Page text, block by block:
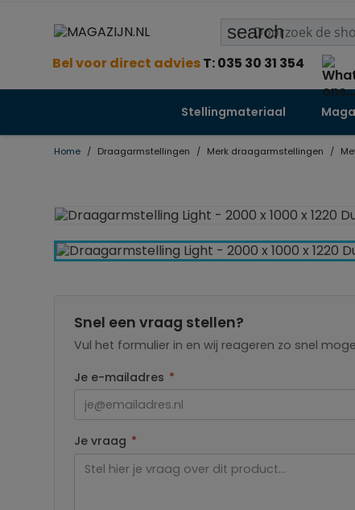
search
Bel voor direct adviesT: 035 30 31 354
Stellingmateriaal
Home Draagarmstellingen Merk draagarmstellingen
Snel een vraag stellen?
Vul het formulier in en wij reageren zo snel
Je e-mailadres *
Je vraag *